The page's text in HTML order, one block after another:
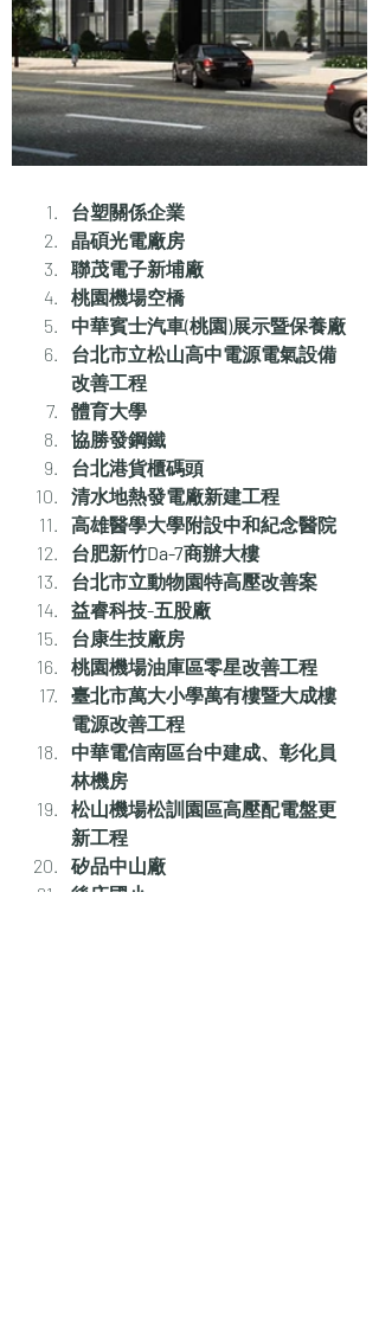
台塑關係企業
晶碩光電廠房
聯茂電子新埔廠
桃園機場空橋
中華賓士汽車(桃園)展示暨保養廠
台北市立松山高中電源電氣設備
改善工程
體育大學
協勝發鋼鐵
台北港貨櫃碼頭
清水地熱發電廠新建工程
高雄醫學大學附設中和紀念醫院
台肥新竹Da-7商辦大樓
台北市立動物園特高壓改善案
益睿科技-五股廠
台康生技廠房
桃園機場油庫區零星改善工程
臺北市萬大小學萬有樓暨大成樓
電源改善工程
中華電信南區台中建成、彰化員
林機房
松山機場松訓園區高壓配電盤更
新工程
矽品中山廠
後庄國小